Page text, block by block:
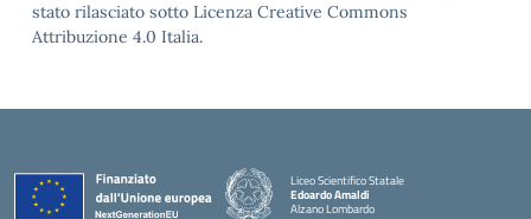
stato rilasciato sotto Licenza Creative Commons
Attribuzione 4.0 Italia.
Liceo Scientifico Statale
Edoardo Amaldi
Alzano Lombardo